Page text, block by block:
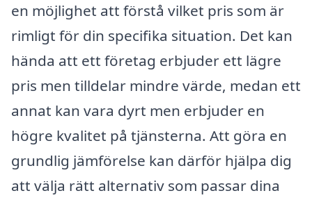
en möjlighet att förstå vilket pris som är
rimligt för din specifika situation. Det kan
hända att ett företag erbjuder ett lägre
pris men tilldelar mindre värde, medan ett
annat kan vara dyrt men erbjuder en
högre kvalitet på tjänsterna. Att göra en
grundlig jämförelse kan därför hjälpa dig
att välja rätt alternativ som passar dina